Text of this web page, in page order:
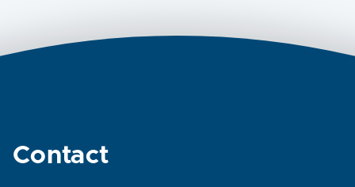
Contact